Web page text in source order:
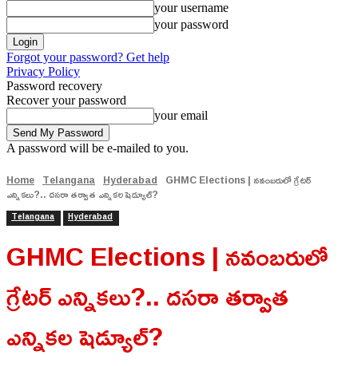
your username
your password
Forgot your password? Get help
Privacy Policy
Password recovery
Recover your password
your email
A password will be e-mailed to you.
Home Telangana Hyderabad GHMC Elections | నవంబరులో గ్రేటర్
ఎన్నికలు?.. దసరా తర్వాత ఎన్నికల షెడ్యూల్?
Telangana Hyderabad
GHMC Elections | నవంబరులో
గ్రేటర్ ఎన్నికలు?.. దసరా తర్వాత
ఎన్నికల షెడ్యూల్?